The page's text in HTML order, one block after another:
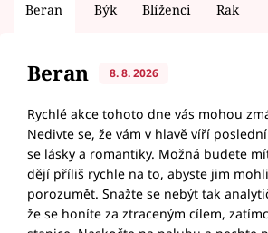
Beran Býk Blíženci Rak
Beran 8. 8. 2026
Rychlé akce tohoto dne vás mohou
Nedivte se, že vám v hlavě víří
se lásky a romantiky. Možná budete
dějí příliš rychle na to, abyste jim
porozumět. Snažte se nebýt tak
že se honíte za ztraceným cílem,